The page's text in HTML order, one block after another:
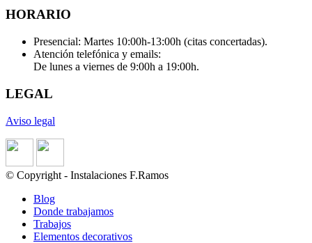
HORARIO
Presencial: Martes 10:00h-13:00h (citas concertadas).
Atención telefónica y emails:
De lunes a viernes de 9:00h a 19:00h.
LEGAL
Aviso legal
© Copyright - Instalaciones F.Ramos
Blog
Donde trabajamos
Trabajos
Elementos decorativos